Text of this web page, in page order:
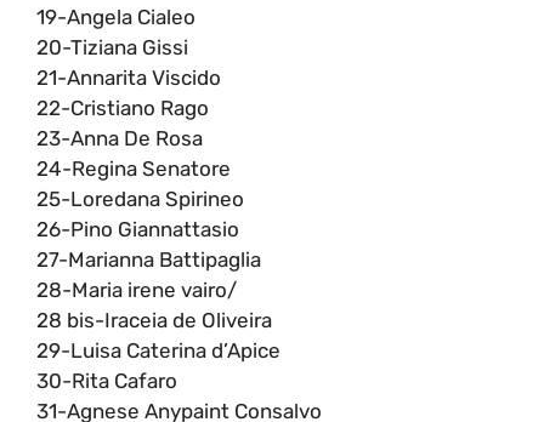
19-Angela Cialeo
20-Tiziana Gissi
21-Annarita Viscido
22-Cristiano Rago
23-Anna De Rosa
24-Regina Senatore
25-Loredana Spirineo
26-Pino Giannattasio
27-Marianna Battipaglia
28-Maria irene vairo/
28 bis-Iraceia de Oliveira
29-Luisa Caterina d’Apice
30-Rita Cafaro
31-Agnese Anypaint Consalvo